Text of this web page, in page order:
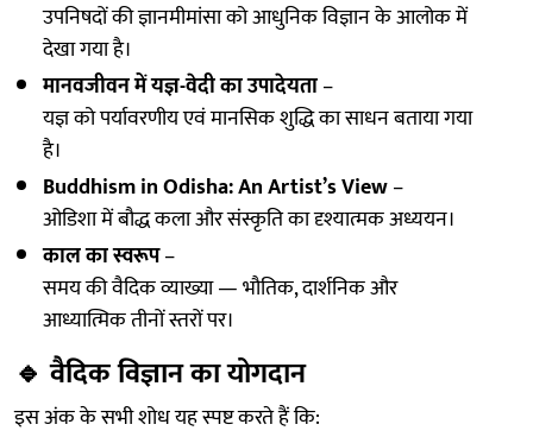
उपनिषदों की ज्ञानमीमांसा को आधुनिक विज्ञान के आलोक में
देखा गया है।
मानवजीवन में यज्ञ-वेदी का उपादेयता–
यज्ञ को पर्यावरणीय एवं मानसिक शुद्धि का साधन बताया गया
है।
Buddhism in Odisha: An Artist’s View–
ओडिशा में बौद्ध कला और संस्कृति का दृश्यात्मक अध्ययन।
काल का स्वरूप–
समय की वैदिक व्याख्या — भौतिक, दार्शनिक और
आध्यात्मिक तीनों स्तरों पर।
🔹वैदिक विज्ञान का योगदान
इस अंक के सभी शोध यह स्पष्ट करते हैं कि: